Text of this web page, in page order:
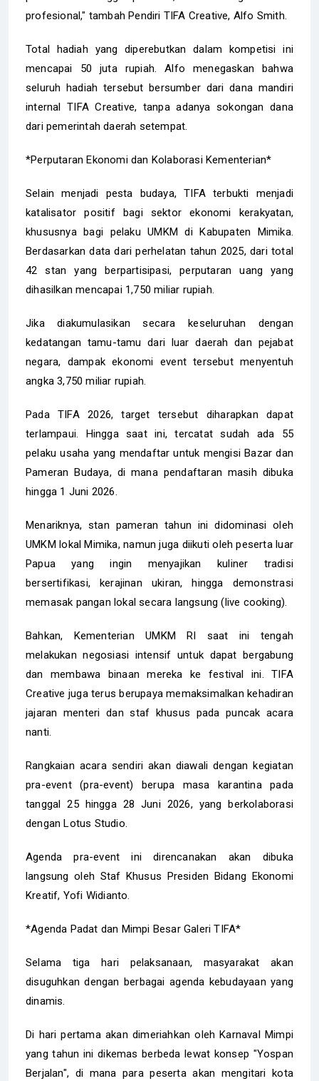
profesional," tambah Pendiri TIFA Creative, Alfo Smith.
Total hadiah yang diperebutkan dalam kompetisi ini
mencapai 50 juta rupiah. Alfo menegaskan bahwa
seluruh hadiah tersebut bersumber dari dana mandiri
internal TIFA Creative, tanpa adanya sokongan dana
dari pemerintah daerah setempat.
*Perputaran Ekonomi dan Kolaborasi Kementerian*
Selain menjadi pesta budaya, TIFA terbukti menjadi
katalisator positif bagi sektor ekonomi kerakyatan,
khususnya bagi pelaku UMKM di Kabupaten Mimika.
Berdasarkan data dari perhelatan tahun 2025, dari total
42 stan yang berpartisipasi, perputaran uang yang
dihasilkan mencapai 1,750 miliar rupiah.
Jika diakumulasikan secara keseluruhan dengan
kedatangan tamu-tamu dari luar daerah dan pejabat
negara, dampak ekonomi event tersebut menyentuh
angka 3,750 miliar rupiah.
Pada TIFA 2026, target tersebut diharapkan dapat
terlampaui. Hingga saat ini, tercatat sudah ada 55
pelaku usaha yang mendaftar untuk mengisi Bazar dan
Pameran Budaya, di mana pendaftaran masih dibuka
hingga 1 Juni 2026.
Menariknya, stan pameran tahun ini didominasi oleh
UMKM lokal Mimika, namun juga diikuti oleh peserta luar
Papua yang ingin menyajikan kuliner tradisi
bersertifikasi, kerajinan ukiran, hingga demonstrasi
memasak pangan lokal secara langsung (live cooking).
Bahkan, Kementerian UMKM RI saat ini tengah
melakukan negosiasi intensif untuk dapat bergabung
dan membawa binaan mereka ke festival ini. TIFA
Creative juga terus berupaya memaksimalkan kehadiran
jajaran menteri dan staf khusus pada puncak acara
nanti.
Rangkaian acara sendiri akan diawali dengan kegiatan
pra-event (pra-event) berupa masa karantina pada
tanggal 25 hingga 28 Juni 2026, yang berkolaborasi
dengan Lotus Studio.
Agenda pra-event ini direncanakan akan dibuka
langsung oleh Staf Khusus Presiden Bidang Ekonomi
Kreatif, Yofi Widianto.
*Agenda Padat dan Mimpi Besar Galeri TIFA*
Selama tiga hari pelaksanaan, masyarakat akan
disuguhkan dengan berbagai agenda kebudayaan yang
dinamis.
Di hari pertama akan dimeriahkan oleh Karnaval Mimpi
yang tahun ini dikemas berbeda lewat konsep "Yospan
Berjalan", di mana para peserta akan mengitari kota